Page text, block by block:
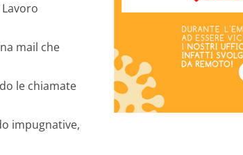
mail che
le chiamate
impugnative,